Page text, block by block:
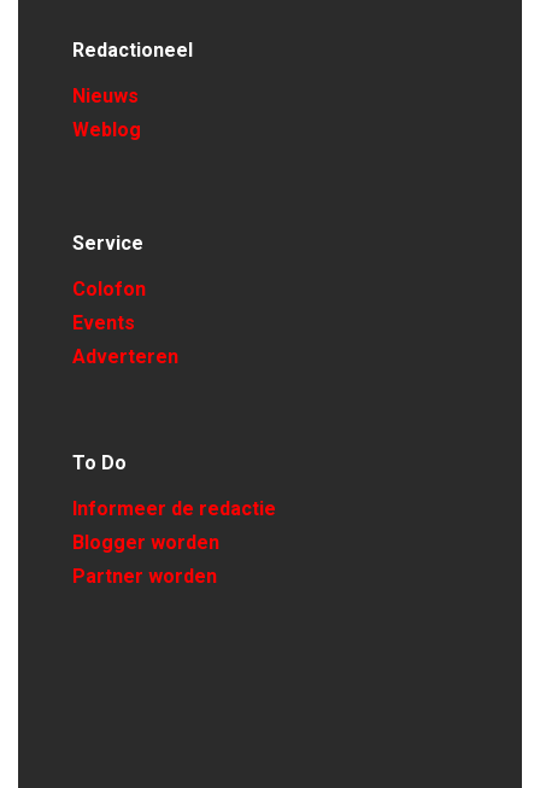
Redactioneel
Nieuws
Weblog
Service
Colofon
Events
Adverteren
To Do
Informeer de redactie
Blogger worden
Partner worden